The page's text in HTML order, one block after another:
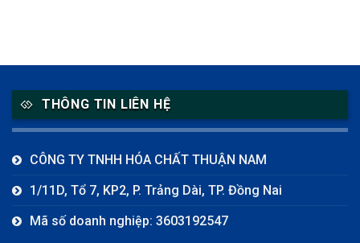
THÔNG TIN LIÊN HỆ
CÔNG TY TNHH HÓA CHẤT THUẬN NAM
1/11D, Tổ 7, KP2, P. Trảng Dài, TP. Đồng Nai
Mã số doanh nghiệp: 3603192547